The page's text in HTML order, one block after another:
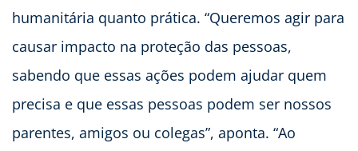
humanitária quanto prática. “Queremos agir para
causar impacto na proteção das pessoas,
sabendo que essas ações podem ajudar quem
precisa e que essas pessoas podem ser nossos
parentes, amigos ou colegas”, aponta. “Ao